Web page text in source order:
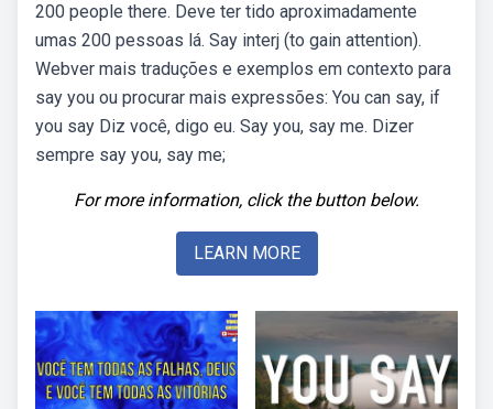
200 people there. Deve ter tido aproximadamente
umas 200 pessoas lá. Say interj (to gain attention).
Webver mais traduções e exemplos em contexto para
say you ou procurar mais expressões: You can say, if
you say Diz você, digo eu. Say you, say me. Dizer
sempre say you, say me;
For more information, click the button below.
LEARN MORE